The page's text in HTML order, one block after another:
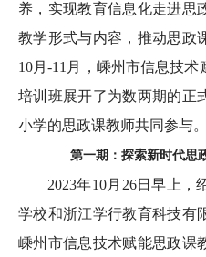
养，实现教育信息化走进思
教学形式与内容，推动思政
10月-11月，嵊州市信息技
培训班展开了为数两期的正
小学的思政课教师共同参与。
第一期：探索新时代思
2023年10月26日早上
学校和浙江学行教育科技有
嵊州市信息技术赋能思政课